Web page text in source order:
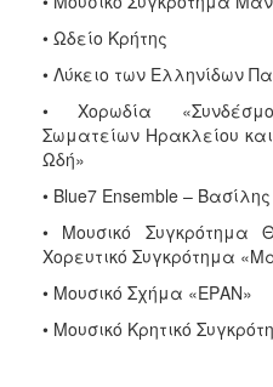
• Ωδείο Κρήτης
• Λύκειο των Ελληνίδων
• Χορωδία
Σωματείων Ηρακλείου
Ωδή»
• Blue7 Ensemble –
• Μουσικό Συγκρότημα
Χορευτικό Συγκρότημα
• Μουσικό Σχήμα «ΕΡΑΝ»
• Μουσικό Κρητικό